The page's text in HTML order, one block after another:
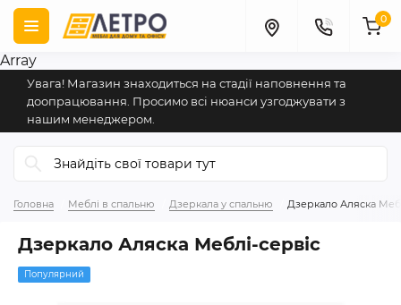
Array
Увага! Магазин знаходиться на стадії наповнення та
доопрацювання. Просимо всі нюанси узгоджувати з
нашим менеджером.
0
Головна Меблі в спальню Дзеркала у спальню Дзеркало Аляска
Дзеркало Аляска Меблі-сервіс
Популярний